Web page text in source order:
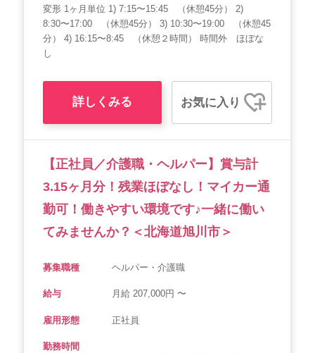
変形 1ヶ月単位 1) 7:15〜15:45 （休憩45分） 2)
8:30〜17:00 （休憩45分） 3) 10:30〜19:00 （休憩45
分） 4) 16:15〜8:45 （休憩２時間） 時間外 ほぼな
し
詳しくみる お気に入り
【正社員／介護職・ヘルパー】賞与計
3.15ヶ月分！残業ほぼなし！マイカー通
勤可！働きやすい環境です♪一緒に働い
てみませんか？＜北海道旭川市＞
募集職種 ヘルパー・介護職
給与 月給 207,000円 〜
雇用形態 正社員
勤務時間